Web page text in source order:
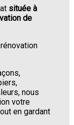
située à
de
nous
votre
en gardant